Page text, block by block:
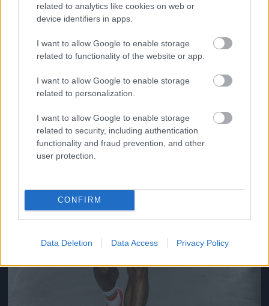
related to analytics like cookies on web or
device identifiers in apps.
I want to allow Google to enable storage
related to functionality of the website or app.
I want to allow Google to enable storage
related to personalization.
I want to allow Google to enable storage
related to security, including authentication
functionality and fraud prevention, and other
user protection.
CONFIRM
Data Deletion Data Access Privacy Policy
Jön még kép!